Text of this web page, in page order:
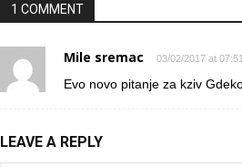
1 COMMENT
Mile sremac 03/02/2017 at 07:51
Evo novo pitanje za kziv
LEAVE A REPLY